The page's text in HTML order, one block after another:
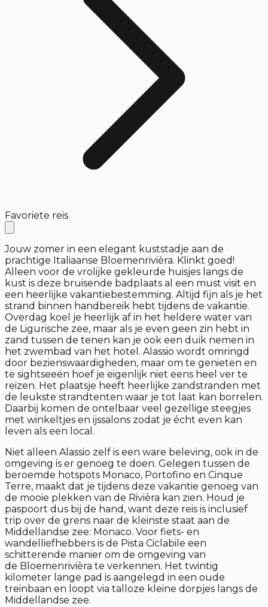
Favoriete reis
Jouw zomer in een elegant kuststadje aan de
prachtige Italiaanse Bloemenrivièra. Klinkt goed!
Alleen voor de vrolijke gekleurde huisjes langs de
kust is deze bruisende badplaats al een must visit en
een heerlijke vakantiebestemming. Altijd fijn als je het
strand binnen handbereik hebt tijdens de vakantie.
Overdag koel je heerlijk af in het heldere water van
de Ligurische zee, maar als je even geen zin hebt in
zand tussen de tenen kan je ook een duik nemen in
het zwembad van het hotel. Alassio wordt omringd
door bezienswaardigheden, maar om te genieten en
te sightseeën hoef je eigenlijk niet eens heel ver te
reizen. Het plaatsje heeft heerlijke zandstranden met
de leukste strandtenten waar je tot laat kan borrelen.
Daarbij komen de ontelbaar veel gezellige steegjes
met winkeltjes en ijssalons zodat je écht even kan
leven als een local.
Niet alleen Alassio zelf is een ware beleving, ook in de
omgeving is er genoeg te doen. Gelegen tussen de
beroemde hotspots Monaco, Portofino en Cinque
Terre, maakt dat je tijdens deze vakantie genoeg van
de mooie plekken van de Rivièra kan zien. Houd je
paspoort dus bij de hand, want deze reis is inclusief
trip over de grens naar de kleinste staat aan de
Middellandse zee: Monaco. Voor fiets- en
wandelliefhebbers is de Pista Ciclabile een
schitterende manier om de omgeving van
de Bloemenrivièra te verkennen. Het twintig
kilometer lange pad is aangelegd in een oude
treinbaan en loopt via talloze kleine dorpjes langs de
Middellandse zee.